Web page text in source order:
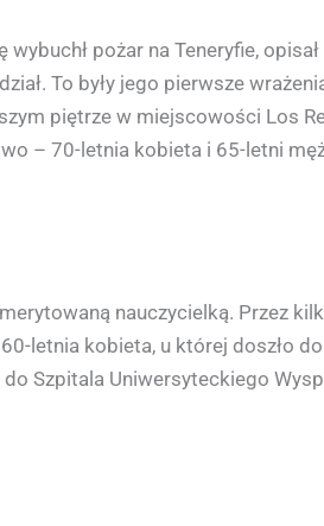
pożar na Teneryfie,
To były jego pierwsze
piętrze w miejscowości Los
– 70-letnia kobieta i 65-letni
nauczycielką. Przez
letnia kobieta, u której doszło
Szpitala Uniwersyteckiego